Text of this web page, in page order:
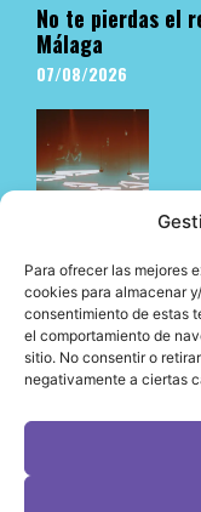
Para ofrecer las mejores
cookies para almacenar
consentimiento de estas
el comportamiento de
sitio. No consentir o
negativamente a ciertas
No te pierdas el
Málaga
07/08/2026
El underground
06/08/2026